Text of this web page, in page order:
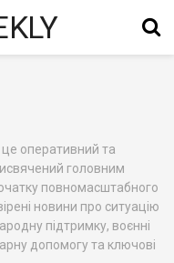
це оперативний та
головним
повномасштабного
новини про ситуацію
підтримку, воєнні
допомогу та ключові